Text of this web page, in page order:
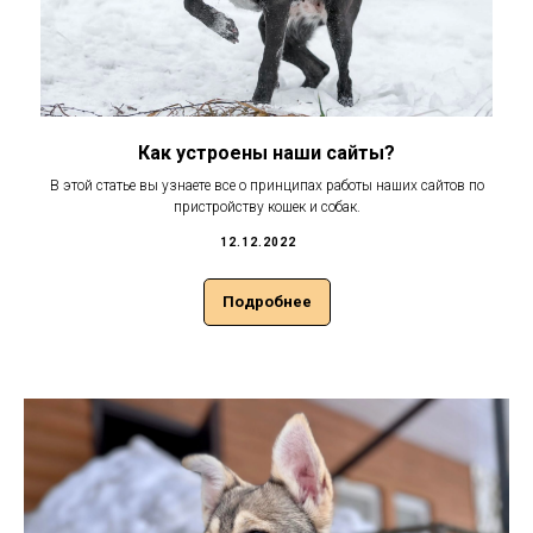
Как устроены наши сайты?
В этой статье вы узнаете все о принципах работы наших сайтов по
пристройству кошек и собак.
12.12.2022
Подробнее